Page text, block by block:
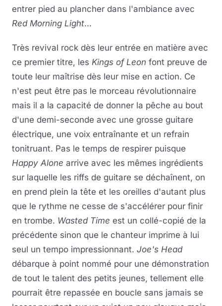
entrer pied au plancher dans l'ambiance avec
Red Morning Light...
Très revival rock dès leur entrée en matière avec
ce premier titre, les Kings of Leon font preuve de
toute leur maîtrise dès leur mise en action. Ce
n'est peut être pas le morceau révolutionnaire
mais il a la capacité de donner la pêche au bout
d'une demi-seconde avec une grosse guitare
électrique, une voix entraînante et un refrain
tonitruant. Pas le temps de respirer puisque
Happy Alone arrive avec les mêmes ingrédients
sur laquelle les riffs de guitare se déchaînent, on
en prend plein la tête et les oreilles d'autant plus
que le rythme ne cesse de s'accélérer pour finir
en trombe. Wasted Time est un collé-copié de la
précédente sinon que le chanteur imprime à lui
seul un tempo impressionnant. Joe's Head
débarque à point nommé pour une démonstration
de tout le talent des petits jeunes, tellement elle
pourrait être repassée en boucle sans jamais se